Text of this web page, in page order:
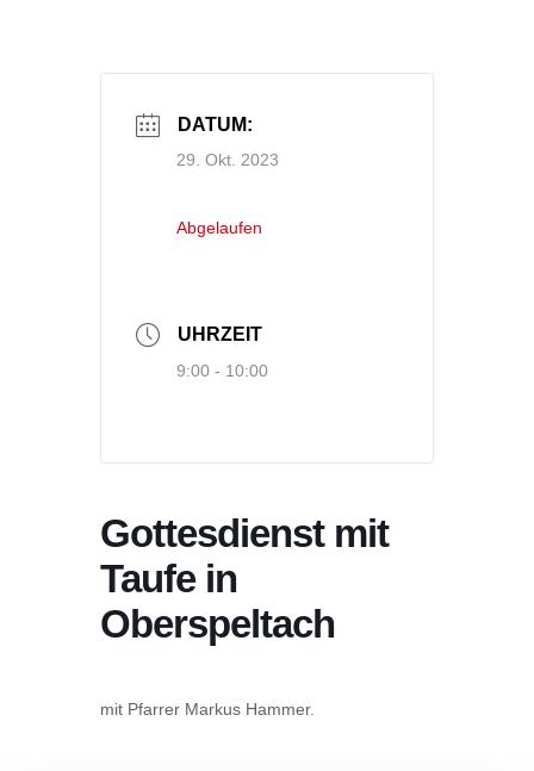
DATUM:
29. Okt. 2023
Abgelaufen
UHRZEIT
9:00 - 10:00
Gottesdienst mit
Taufe in
Oberspeltach
mit Pfarrer Markus Hammer.